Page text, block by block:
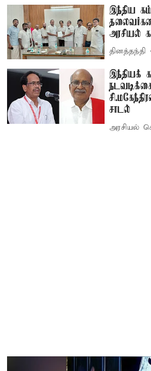
இந்திய
அரசியல்
தினத்தந்தி
இந்தியக்
சாடல்
அரசியல்